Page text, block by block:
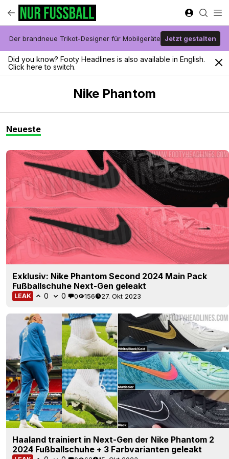
Der brandneue Trikot-Designer für Mobilgeräte Jetzt gestalten
Did you know? Footy Headlines is also available in English.
Click here to switch.
Nike Phantom
Neueste
Exklusiv: Nike Phantom Second 2024 Main Pack
Fußballschuhe Next-Gen geleakt
LEAK 0 0 0 156 27. Okt 2023
Haaland trainiert in Next-Gen der Nike Phantom 2
2024 Fußballschuhe + 3 Farbvarianten geleakt